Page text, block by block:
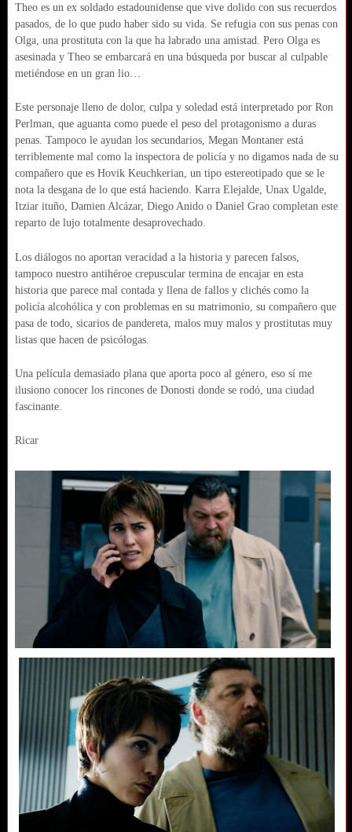
Theo es un ex soldado estadounidense que vive dolido con sus recuerdos
pasados, de lo que pudo haber sido su vida. Se refugia con sus penas con
Olga, una prostituta con la que ha labrado una amistad. Pero Olga es
asesinada y Theo se embarcará en una búsqueda por buscar al culpable
metiéndose en un gran lio…
Este personaje lleno de dolor, culpa y soledad está interpretado por Ron
Perlman, que aguanta como puede el peso del protagonismo a duras
penas. Tampoco le ayudan los secundarios, Megan Montaner está
terriblemente mal como la inspectora de policía y no digamos nada de su
compañero que es Hovik Keuchkerian, un tipo estereotipado que se le
nota la desgana de lo que está haciendo. Karra Elejalde, Unax Ugalde,
Itziar ituño, Damien Alcázar, Diego Anido o Daniel Grao completan este
reparto de lujo totalmente desaprovechado.
Los diálogos no aportan veracidad a la historia y parecen falsos,
tampoco nuestro antihéroe crepuscular termina de encajar en esta
historia que parece mal contada y llena de fallos y clichés como la
policía alcohólica y con problemas en su matrimonio, su compañero que
pasa de todo, sicarios de pandereta, malos muy malos y prostitutas muy
listas que hacen de psicólogas.
Una película demasiado plana que aporta poco al género, eso sí me
ilusiono conocer los rincones de Donosti donde se rodó, una ciudad
fascinante.
Ricar